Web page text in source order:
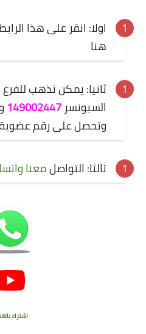
اولا: انقر على هذا
هنا
ثانيا:يمكن تذهب للفرع
السبونسر149002447
وتحصل على رقم
ثالثا: التواصلمعنا
اشترك